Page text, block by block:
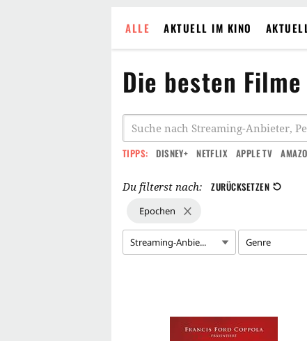
ALLE AKTUELL IM KINO
Die besten
TIPPS: DISNEY+ NETFLIX APPLE TV
Du filterst nach: ZURÜCKSETZEN
Epochen
Streaming-Anbie... Genre